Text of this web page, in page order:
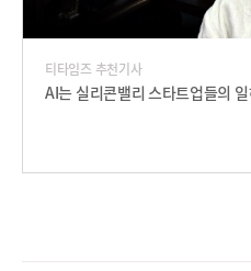
티타임즈 추천기사
AI는 실리콘밸리 스타트업들의